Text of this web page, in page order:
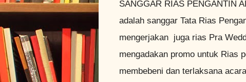
SANGGAR RIAS PENGANTIN
adalah sanggar Tata Rias
mengerjakan juga rias Pra
mengadakan promo untuk Rias
membebeni dan terlaksana